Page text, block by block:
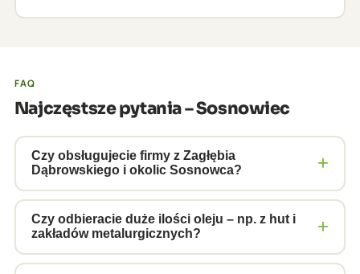
FAQ
Najczęstsze pytania – Sosnowiec
Czy obsługujecie firmy z Zagłębia
Dąbrowskiego i okolic Sosnowca?
+
Tak. Regularnie obsługujemy Sosnowiec, Dąbrowę
Górniczą, Będzin, Czeladź, Mysłowice i Jaworzno.
Trasy zbiorcze pozwalają nam obsługiwać kilka firm
w jednym kursie, co skraca czas oczekiwania i
Czy odbieracie duże ilości oleju – np. z hut i
zakładów metalurgicznych?
+
Tak, specjalizujemy się w odbiorach dużych